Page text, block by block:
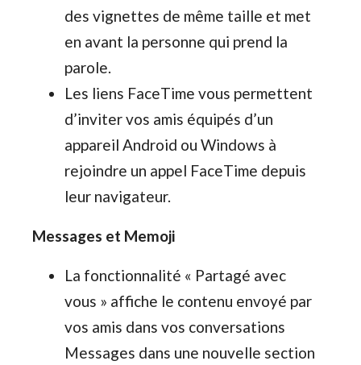
des vignettes de même taille et met
en avant la personne qui prend la
parole.
Les liens FaceTime vous permettent
d’inviter vos amis équipés d’un
appareil Android ou Windows à
rejoindre un appel FaceTime depuis
leur navigateur.
Messages et Memoji
La fonctionnalité « Partagé avec
vous » affiche le contenu envoyé par
vos amis dans vos conversations
Messages dans une nouvelle section